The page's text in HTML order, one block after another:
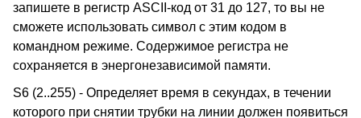
запишете в регистр ASCII-код от 31 до 127, то вы не
сможете использовать символ с этим кодом в
командном режиме. Содержимое регистра не
сохраняется в энергонезависимой памяти.
S6 (2..255) - Определяет время в секундах, в течении
которого при снятии трубки на линии должен появиться